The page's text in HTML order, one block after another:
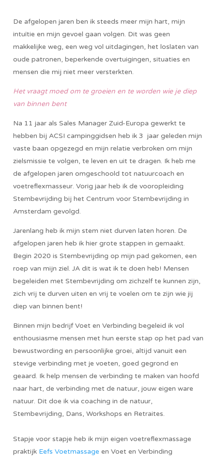
De afgelopen jaren ben ik steeds meer mijn hart, mijn
intuïtie en mijn gevoel gaan volgen. Dit was geen
makkelijke weg, een weg vol uitdagingen, het loslaten van
oude patronen, beperkende overtuigingen, situaties en
mensen die mij niet meer versterkten.
Het vraagt moed om te groeien en te worden wie je diep
van binnen bent
Na 11 jaar als Sales Manager Zuid-Europa gewerkt te
hebben bij ACSI campinggidsen heb ik 3 jaar geleden mijn
vaste baan opgezegd en mijn relatie verbroken om mijn
zielsmissie te volgen, te leven en uit te dragen. Ik heb me
de afgelopen jaren omgeschoold tot natuurcoach en
voetreflexmasseur. Vorig jaar heb ik de vooropleiding
Stembevrijding bij het Centrum voor Stembevrijding in
Amsterdam gevolgd.
Jarenlang heb ik mijn stem niet durven laten horen. De
afgelopen jaren heb ik hier grote stappen in gemaakt.
Begin 2020 is Stembevrijding op mijn pad gekomen, een
roep van mijn ziel. JA dit is wat ik te doen heb! Mensen
begeleiden met Stembevrijding om zichzelf te kunnen zijn,
zich vrij te durven uiten en vrij te voelen om te zijn wie jij
diep van binnen bent!
Binnen mijn bedrijf Voet en Verbinding begeleid ik vol
enthousiasme mensen met hun eerste stap op het pad van
bewustwording en persoonlijke groei, altijd vanuit een
stevige verbinding met je voeten, goed gegrond en
geaard. Ik help mensen de verbinding te maken van hoofd
naar hart, de verbinding met de natuur, jouw eigen ware
natuur. Dit doe ik via coaching in de natuur,
Stembevrijding, Dans, Workshops en Retraites.
Stapje voor stapje heb ik mijn eigen voetreflexmassage
praktijk Eefs Voetmassage en Voet en Verbinding